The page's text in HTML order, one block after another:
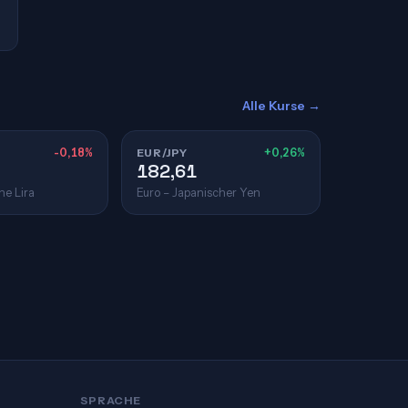
Alle Kurse →
-0,18%
Lira
EUR/JPY +0,26%
182,61
Euro – Japanischer Yen
SPRACHE